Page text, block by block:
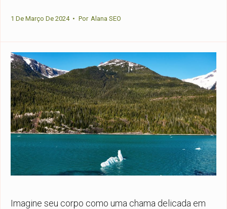
1 De Março De 2024 • Por Alana SEO
Imagine seu corpo como uma chama delicada em